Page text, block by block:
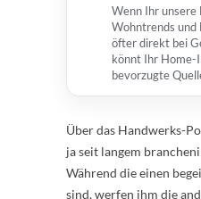
Wenn Ihr unsere
Wohntrends
öfter direkt bei
könnt Ihr Home-
bevorzugte
Über das Handwerks-
ja seit langem
Während die einen
sind, werfen ihm die